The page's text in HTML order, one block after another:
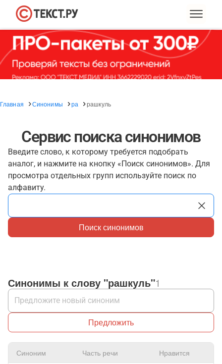
Главная Синонимы ра рашкуль
Сервис поиска синонимов
Введите слово, к которому требуется подобрать
аналог, и нажмите на кнопку «Поиск синонимов». Для
просмотра отдельных групп используйте поиск по
алфавиту.
Поиск синонимов
Синонимы к слову "рашкуль"1
Предложить
Синоним Часть речи Нравится